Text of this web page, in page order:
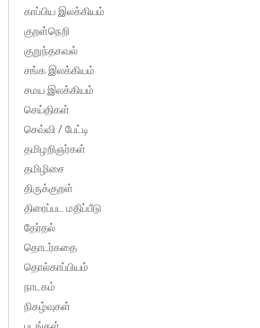
காப்பிய இலக்கியம்
குறள்நெறி
குறுந்தகவல்
சங்க இலக்கியம்
சமய இலக்கியம்
செய்திகள்
செவ்வி / பேட்டி
தமிழறிஞர்கள்
தமிழிசை
திருக்குறள்
திரைப்பட மதிப்பீடு
தேர்தல்
தொடர்கதை
தொல்காப்பியம்
நாடகம்
நிகழ்வுகள்